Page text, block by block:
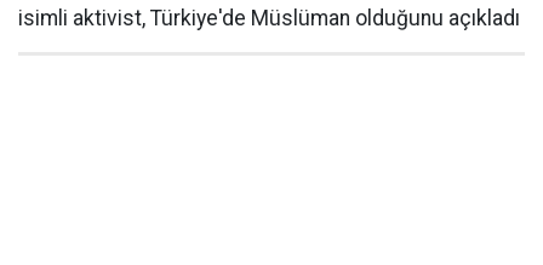
isimli aktivist, Türkiye'de Müslüman olduğunu açıkladı